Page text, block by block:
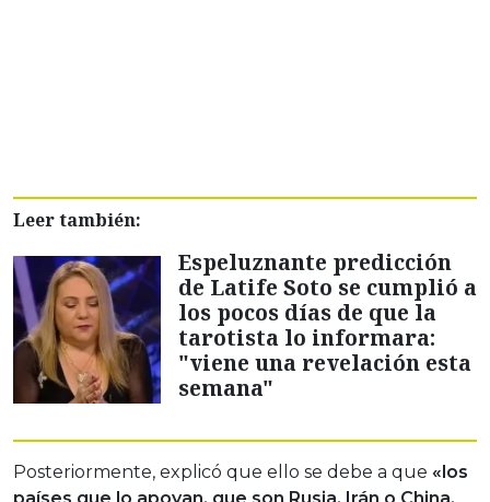
Leer también:
Espeluznante predicción
de Latife Soto se cumplió a
los pocos días de que la
tarotista lo informara:
"viene una revelación esta
semana"
Posteriormente, explicó que ello se debe a que «los